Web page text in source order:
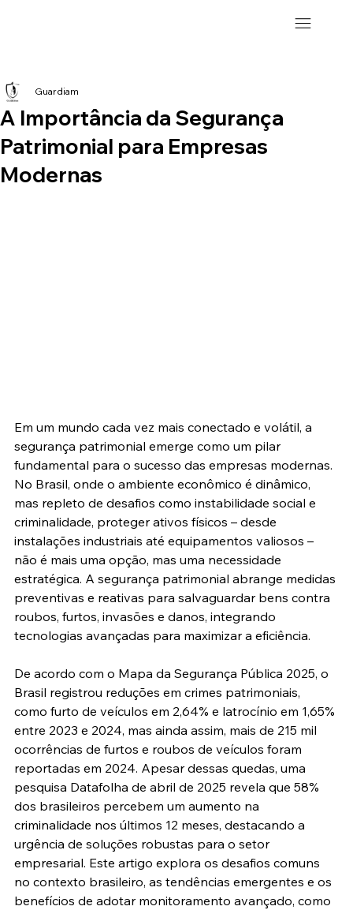
A Importância da Segurança
Patrimonial para Empresas
Modernas
Guardiam
Em um mundo cada vez mais conectado e volátil, a
segurança patrimonial emerge como um pilar
fundamental para o sucesso das empresas modernas.
No Brasil, onde o ambiente econômico é dinâmico,
mas repleto de desafios como instabilidade social e
criminalidade, proteger ativos físicos – desde
instalações industriais até equipamentos valiosos –
não é mais uma opção, mas uma necessidade
estratégica. A segurança patrimonial abrange medidas
preventivas e reativas para salvaguardar bens contra
roubos, furtos, invasões e danos, integrando
tecnologias avançadas para maximizar a eficiência.
De acordo com o Mapa da Segurança Pública 2025, o
Brasil registrou reduções em crimes patrimoniais,
como furto de veículos em 2,64% e latrocínio em 1,65%
entre 2023 e 2024, mas ainda assim, mais de 215 mil
ocorrências de furtos e roubos de veículos foram
reportadas em 2024. Apesar dessas quedas, uma
pesquisa Datafolha de abril de 2025 revela que 58%
dos brasileiros percebem um aumento na
criminalidade nos últimos 12 meses, destacando a
urgência de soluções robustas para o setor
empresarial. Este artigo explora os desafios comuns
no contexto brasileiro, as tendências emergentes e os
benefícios de adotar monitoramento avançado, como